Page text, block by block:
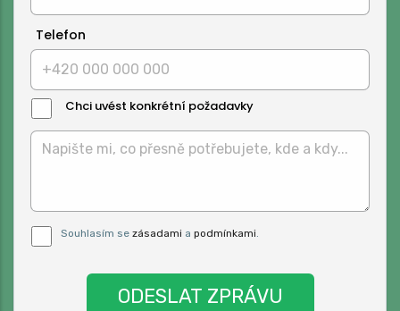
Telefon
Chci uvést konkrétní požadavky
Zprávy:
Pro odeslání musite odsouhlasit naše
podmínky.
Souhlasím se zásadami a podmínkami.